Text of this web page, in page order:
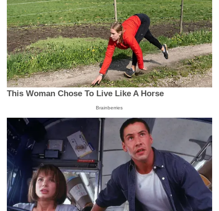
This Woman Chose To Live Like A Horse
Brainberries